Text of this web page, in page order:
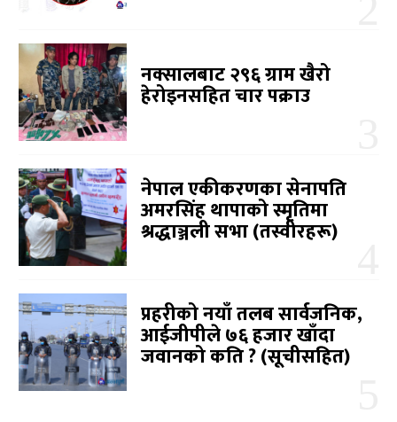
नक्सालबाट २९६ ग्राम खैरो
हेरोइनसहित चार पक्राउ
नेपाल एकीकरणका सेनापति
अमरसिंह थापाको स्मृतिमा
श्रद्धाञ्जली सभा (तस्वीरहरू)
प्रहरीको नयाँ तलब सार्वजनिक,
आईजीपीले ७६ हजार खाँदा
जवानको कति ? (सूचीसहित)